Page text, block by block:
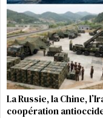
La Russie, la Chine,
coopération